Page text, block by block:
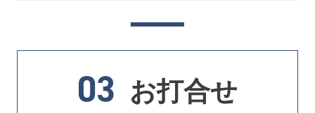
03 お打合せ